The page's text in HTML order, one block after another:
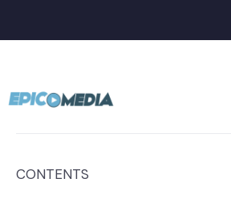
Categorías
CONTENTS